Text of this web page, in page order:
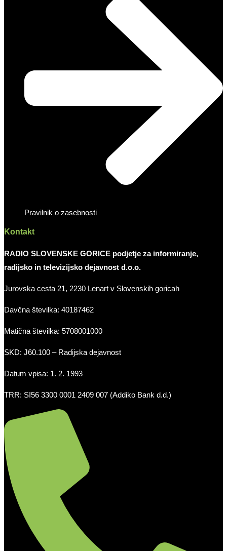
Pravilnik o zasebnosti
Kontakt
RADIO SLOVENSKE GORICE podjetje za informiranje,
radijsko in televizijsko dejavnost d.o.o.
Jurovska cesta 21, 2230 Lenart v Slovenskih goricah
Davčna številka: 40187462
Matična številka: 5708001000
SKD: J60.100 – Radijska dejavnost
Datum vpisa: 1. 2. 1993
TRR: SI56 3300 0001 2409 007 (Addiko Bank d.d.)